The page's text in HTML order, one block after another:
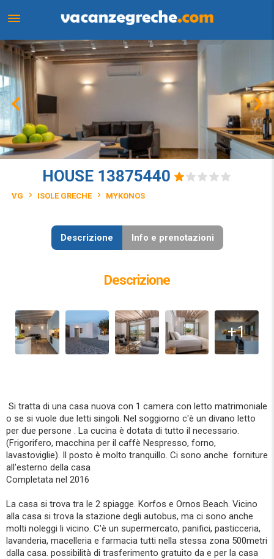
HOUSE 13875440
VG ISOLE GRECHE MYKONOS
Descrizione Info e prenotazioni
Descrizione
+1
Si tratta di una casa nuova con 1 camera con letto matrimoniale
o se si vuole due letti singoli. Nel soggiorno c'è un divano letto
per due persone . La cucina è dotata di tutto il necessario.
(Frigorifero, macchina per il caffè Nespresso, forno,
lavastoviglie). Il posto è molto tranquillo. Ci sono anche forniture
all'esterno della casa
Completata nel 2016
La casa si trova tra le 2 spiagge. Korfos e Ornos Beach. Vicino
alla casa si trova la stazione degli autobus, ma ci sono anche
molti noleggi li vicino. C'è un supermercato, panifici, pasticceria,
lavanderia, macelleria e farmacia tutti nella stessa zona 500metri
dalla casa. possibilità di trasferimento gratuito da e per la casa